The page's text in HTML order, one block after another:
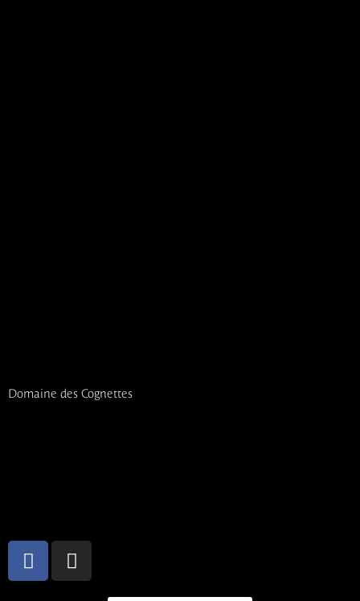
Domaine des Cognettes